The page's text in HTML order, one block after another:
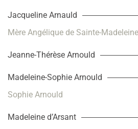
Jacqueline Arnauld
Mère Angélique de Sainte-
Jeanne-Thérèse Arnould
Madeleine-Sophie Arnould
Sophie Arnould
Madeleine d’Arsant